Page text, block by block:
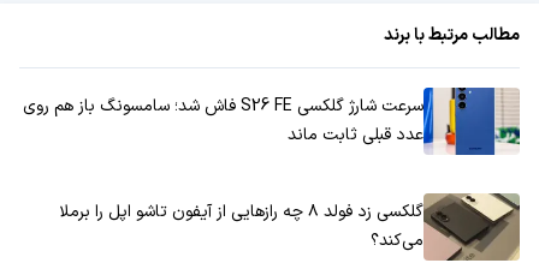
مطالب مرتبط با برند
سرعت شارژ گلکسی S26 FE فاش شد؛ سامسونگ باز هم روی
عدد قبلی ثابت ماند
گلکسی زد فولد ۸ چه رازهایی از آیفون تاشو اپل را برملا
می‌کند؟